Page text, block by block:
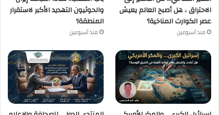
الاحتراق ، هل أصبح العالم يعيش
عصر الكوارث المناخية؟
منذ أسبوعين
والحوثيون التهديد الأكبر لاستقرار
المنطقة؟
منذ أسبوعين